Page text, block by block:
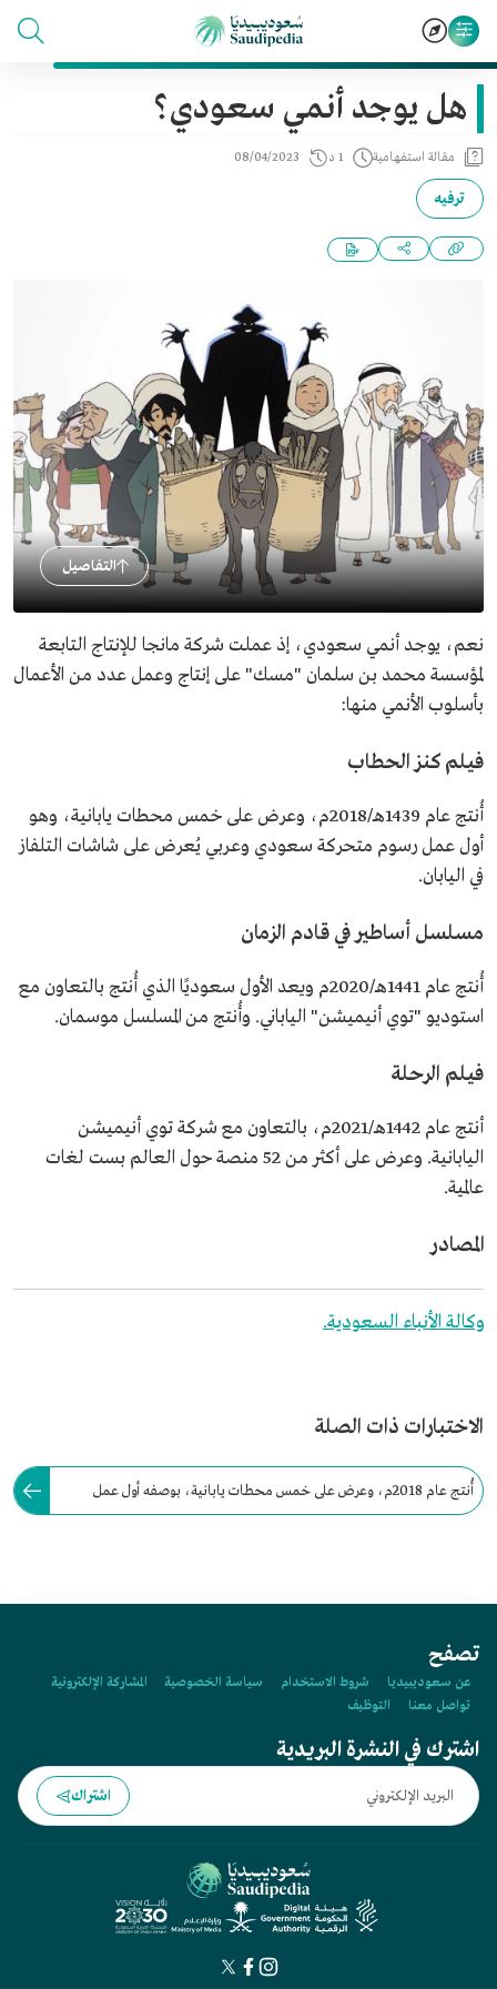
هل يوجد أنمي سعودي؟
مقالة استفهامية 1 د 08/04/2023
ترفيه
التفاصيل
نعم، يوجد أنمي سعودي، إذ عملت شركة مانجا للإنتاج التابعة
لمؤسسة محمد بن سلمان "مسك" على إنتاج وعمل عدد من الأعمال
بأسلوب الأنمي منها:
فيلم كنز الحطاب
أُنتج عام 1439هـ/2018م، وعرض على خمس محطات يابانية، وهو
أول عمل رسوم متحركة سعودي وعربي يُعرض على شاشات التلفاز
في اليابان.
مسلسل أساطير في قادم الزمان
أُنتج عام 1441هـ/2020م ويعد الأول سعوديًا الذي أُنتج بالتعاون مع
استوديو "توي أنيميشن" الياباني. وأُنتج من المسلسل موسمان.
فيلم الرحلة
أنتج عام 1442هـ/2021م، بالتعاون مع شركة توي أنيميشن
اليابانية. وعرض على أكثر من 52 منصة حول العالم بست لغات
عالمية.
المصادر
وكالة الأنباء السعودية.
الاختبارات ذات الصلة
أُنتج عام 2018م، وعرض على خمس محطات يابانية، بوصفه أول عمل
تصفح
عن سعوديبيديا شروط الاستخدام سياسة الخصوصية
المشاركة الإلكترونية
تواصل معنا
التوظيف
اشترك في النشرة البريدية
اشتراك